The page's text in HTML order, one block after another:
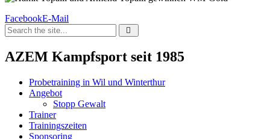
FacebookE-Mail
AZEM Kampfsport seit 1985
Probetraining in Wil und Winterthur
Angebot
Stopp Gewalt
Trainer
Trainingszeiten
Sponsoring